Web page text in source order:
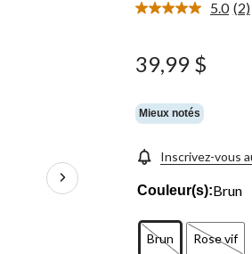
5.0 Lire
(2)
39,99 $
Mieux notés
Inscrivez-vous
Couleur(s):Brun
Brun Rose vif